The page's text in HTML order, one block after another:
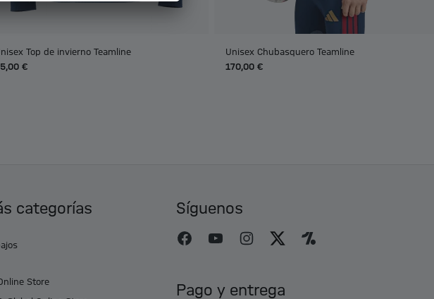
Top de invierno Teamline
€
Unisex Chubasquero Teamline
170,00 €
categorías
Store
Síguenos
Pago y entrega